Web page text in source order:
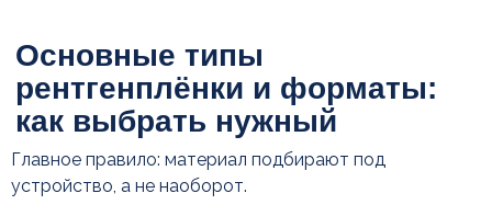
Главное правило: материал подбирают под
устройство, а не наоборот.
Что важно учесть при заказе
рентгенплёнки